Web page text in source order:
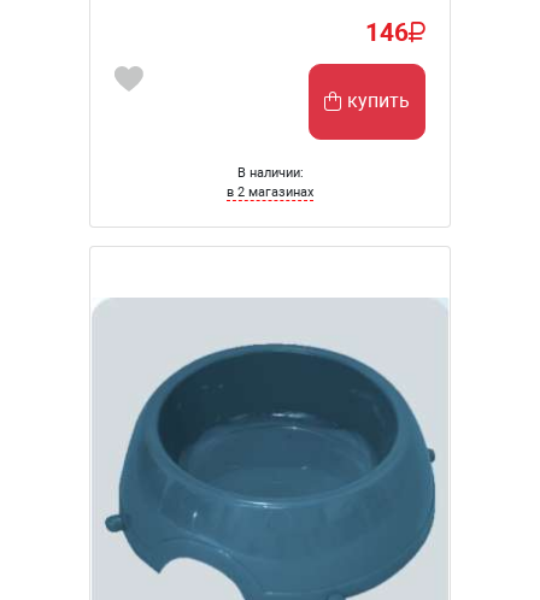
146
купить
В наличии:
в 2 магазинах